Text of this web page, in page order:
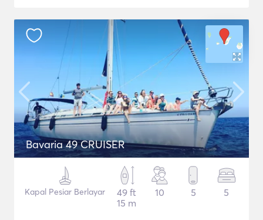
Bavaria 49 CRUISER
Kapal Pesiar Berlayar
49 ft
15 m
10 5 5